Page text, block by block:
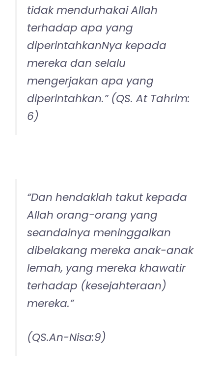
mereka.”
(QS.An-Nisa:9)
Apa dampak negatif seorang
ibu yang tidak mengenal
parenting islami?
agamamu, dan telah Aku
cukupkan kepadamu nikmat-
Ku, dan telah Aku ridhai Islam
sebagai agama bagimu …”
(Al-Maa-idah: 3)
Islam, mereka kehilangan kesempatan